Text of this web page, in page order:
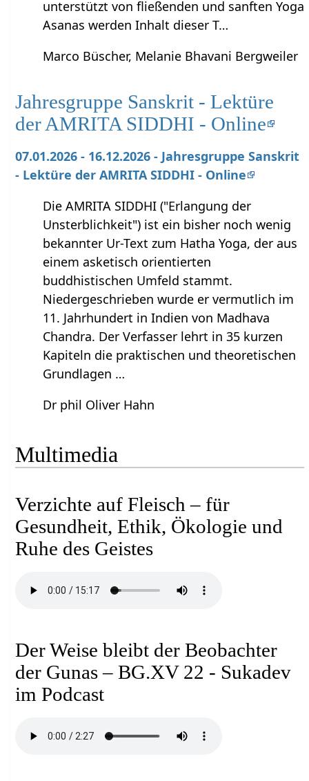
unterstützt von fließenden und sanften Yoga
Asanas werden Inhalt dieser T…
Marco Büscher, Melanie Bhavani Bergweiler
Jahresgruppe Sanskrit - Lektüre
der AMRITA SIDDHI - Online
07.01.2026 - 16.12.2026 - Jahresgruppe Sanskrit
- Lektüre der AMRITA SIDDHI - Online
Die AMRITA SIDDHI ("Erlangung der
Unsterblichkeit") ist ein bisher noch wenig
bekannter Ur-Text zum Hatha Yoga, der aus
einem asketisch orientierten
buddhistischen Umfeld stammt.
Niedergeschrieben wurde er vermutlich im
11. Jahrhundert in Indien von Madhava
Chandra. Der Verfasser lehrt in 35 kurzen
Kapiteln die praktischen und theoretischen
Grundlagen …
Dr phil Oliver Hahn
Multimedia
Verzichte auf Fleisch – für
Gesundheit, Ethik, Ökologie und
Ruhe des Geistes
Der Weise bleibt der Beobachter
der Gunas – BG.XV 22 - Sukadev
im Podcast